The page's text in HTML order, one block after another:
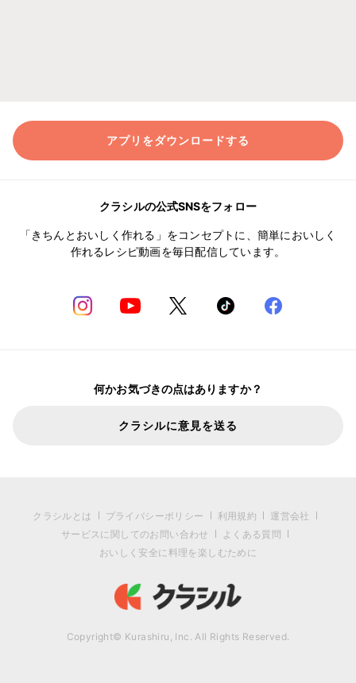
アプリをダウンロードする
クラシルの公式SNSをフォロー
「きちんとおいしく作れる」をコンセプトに、簡単においしく
作れるレシピ動画を毎日配信しています。
何かお気づきの点はありますか？
クラシルに意見を送る
クラシルとは プライバシーポリシー 利用規約
運営会社
サービスに関してのお問い合わせ
よくある質問
おいしく安全に料理を楽しむために
Copyright© Kurashiru, Inc. All Rights Reserved.